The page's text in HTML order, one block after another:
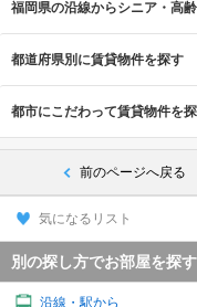
福岡県の沿線からシニア・高
都道府県別に賃貸物件を探す
都市にこだわって賃貸物件を
前のページへ戻る
気になるリスト
別の探し方でお部屋を探す
沿線・駅から